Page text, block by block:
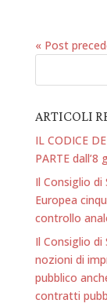
« Post
ARTICOLI
IL CODICE
PARTE
Il Consiglio
Europea
controllo
Il Consiglio
nozioni di
pubblico
contratti